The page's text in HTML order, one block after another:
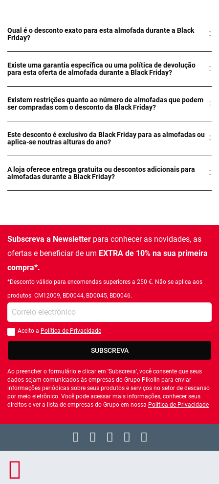
Qual é o desconto exato para esta almofada durante a Black
Friday?
Existe uma garantia específica ou uma política de devolução
para esta oferta de almofada durante a Black Friday?
Existem restrições quanto ao número de almofadas que podem
ser compradas com o desconto da Black Friday?
Este desconto é exclusivo da Black Friday para as almofadas ou
aplica-se noutras alturas do ano?
A loja oferece entrega gratuita ou descontos adicionais para
almofadas durante a Black Friday?
Subscreva a Newsletter para conhecer as novidades, as
ofertas e beneficiar de um EXTRA de 10% na sua primeira
compra*.
*Desconto válido para encomendas superiores a 250 €. Não se aplica aos
produtos: CM12009, BD0044, BD0045, BD0046.
Introduza o seu email
Você deve aceitar a política de privacidade
Aceito a Política de Privacidade
SUBSCREVA
Ao preencher o formulário e clicar em 'Subscreva', você consente que seus
dados sejam comunicados às empresas do Grupo Pikolin para enviar
informações periódicas sobre seus produtos e serviços no setor de descanso
por meio eletrônico. Você pode acessar mais informações, conhecer seus
direitos e ver a lista de empresas do Grupo em nossa Política de Privacidade